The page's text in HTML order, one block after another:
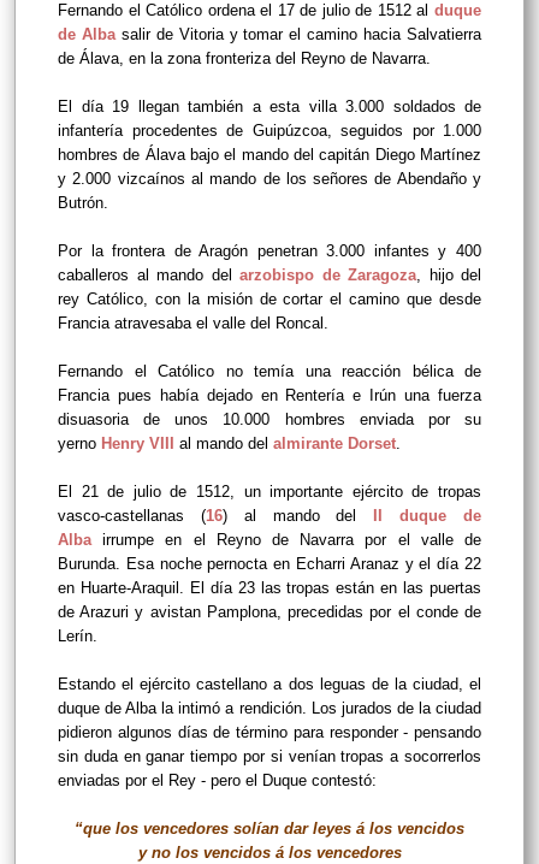
Fernando el Católico ordena el 17 de julio de 1512 al duque
de Alba salir de Vitoria y tomar el camino hacia Salvatierra
de Álava, en la zona fronteriza del Reyno de Navarra.
El día 19 llegan también a esta villa 3.000 soldados de
infantería procedentes de Guipúzcoa, seguidos por 1.000
hombres de Álava bajo el mando del capitán Diego Martínez
y 2.000 vizcaínos al mando de los señores de Abendaño y
Butrón.
Por la frontera de Aragón penetran 3.000 infantes y 400
caballeros al mando del arzobispo de Zaragoza, hijo del
rey Católico, con la misión de cortar el camino que desde
Francia atravesaba el valle del Roncal.
Fernando el Católico no temía una reacción bélica de
Francia pues había dejado en Rentería e Irún una fuerza
disuasoria de unos 10.000 hombres enviada por su
yerno Henry VIII al mando del almirante Dorset.
El 21 de julio de 1512, un importante ejército de tropas
vasco-castellanas (16) al mando del
II duque de
Alba
irrumpe en el Reyno de Navarra por el valle de
Burunda. Esa noche pernocta en Echarri Aranaz y el día 22
en Huarte-Araquil. El día 23 las tropas están en las puertas
de Arazuri y avistan Pamplona, precedidas por el conde de
Lerín.
Estando el ejército castellano a dos leguas de la ciudad, el
duque de Alba la intimó a rendición. Los jurados de la ciudad
pidieron algunos días de término para responder - pensando
sin duda en ganar tiempo por si venían tropas a socorrerlos
enviadas por el Rey - pero el Duque contestó:
“que los vencedores solían dar leyes á los vencidos
y no los vencidos á los vencedores